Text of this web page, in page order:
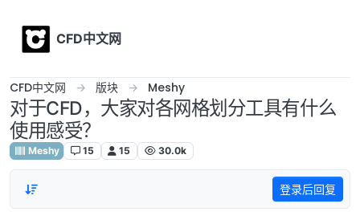
CFD中文网
CFD中文网 版块 Meshy
对于CFD，大家对各网格划分工具有什么
使用感受？
Meshy 15 15 30.0k
登录后回复